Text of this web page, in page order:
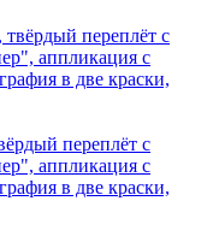
переплёт с
аппликация с
в две краски,